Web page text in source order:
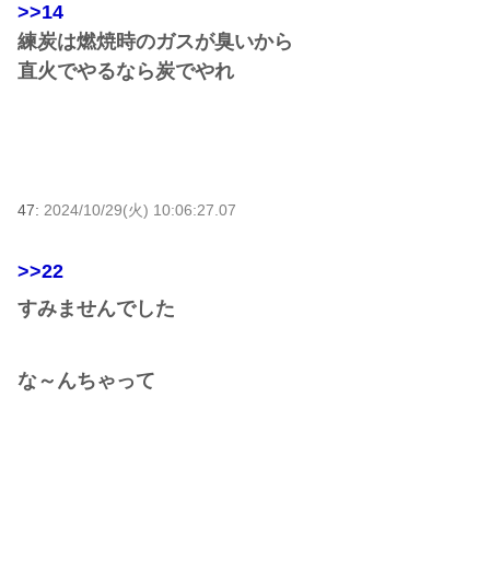
>>14
練炭は燃焼時のガスが臭いから
直火でやるなら炭でやれ
47: 2024/10/29(火) 10:06:27.07
>>22
すみませんでした
な～んちゃって